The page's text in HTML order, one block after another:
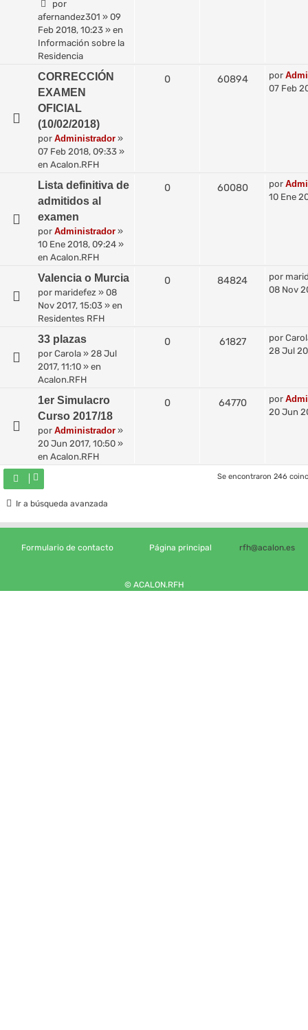
por
afernandez301 » 09
Feb 2018, 10:23 » en
Información sobre la
Residencia
CORRECCIÓN
EXAMEN
OFICIAL
(10/02/2018)
por Administrador »
07 Feb 2018, 09:33 »
en Acalon.RFH
0 60894 por
07 Feb
Lista definitiva de
admitidos al
examen
por Administrador »
10 Ene 2018, 09:24 »
en Acalon.RFH
0 60080 por
10 Ene
Valencia o Murcia
por maridefez » 08
Nov 2017, 15:03 » en
Residentes RFH
0 84824 por
08 Nov
33 plazas
por Carola » 28 Jul
2017, 11:10 » en
Acalon.RFH
0 61827 por
28 Jul
1er Simulacro
Curso 2017/18
por Administrador »
20 Jun 2017, 10:50 »
en Acalon.RFH
0 64770 por
20 Jun
Se encontraron 246
Ir a búsqueda avanzada
Formulario de contacto Página principal rfh@acalon.es
© ACALON.RFH